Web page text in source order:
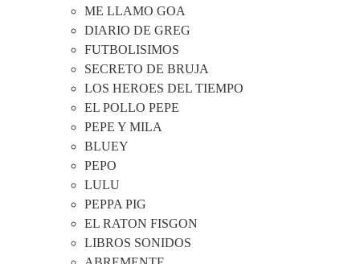
ME LLAMO GOA
DIARIO DE GREG
FUTBOLISIMOS
SECRETO DE BRUJA
LOS HEROES DEL TIEMPO
EL POLLO PEPE
PEPE Y MILA
BLUEY
PEPO
LULU
PEPPA PIG
EL RATON FISGON
LIBROS SONIDOS